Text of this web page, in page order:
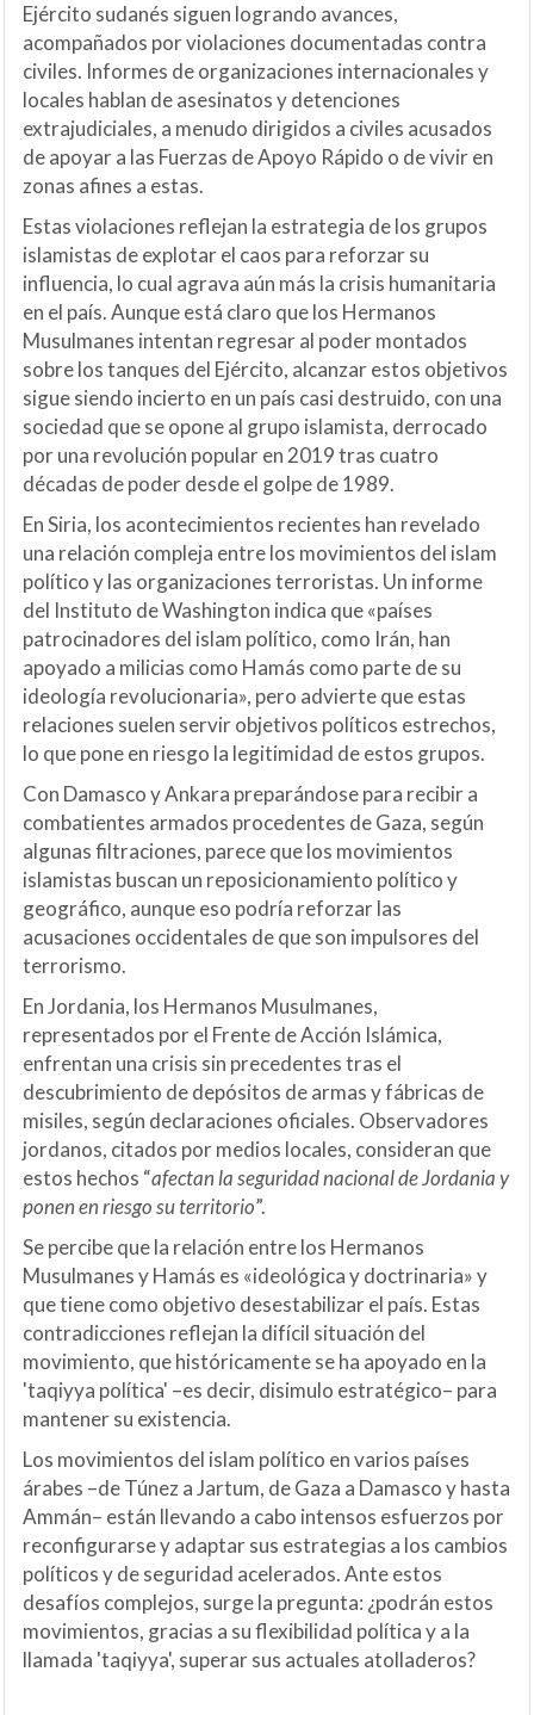
Ejército sudanés siguen logrando avances,
acompañados por violaciones documentadas contra
civiles. Informes de organizaciones internacionales y
locales hablan de asesinatos y detenciones
extrajudiciales, a menudo dirigidos a civiles acusados
de apoyar a las Fuerzas de Apoyo Rápido o de vivir en
zonas afines a estas.
Estas violaciones reflejan la estrategia de los grupos
islamistas de explotar el caos para reforzar su
influencia, lo cual agrava aún más la crisis humanitaria
en el país. Aunque está claro que los Hermanos
Musulmanes intentan regresar al poder montados
sobre los tanques del Ejército, alcanzar estos objetivos
sigue siendo incierto en un país casi destruido, con una
sociedad que se opone al grupo islamista, derrocado
por una revolución popular en 2019 tras cuatro
décadas de poder desde el golpe de 1989.
En Siria, los acontecimientos recientes han revelado
una relación compleja entre los movimientos del islam
político y las organizaciones terroristas. Un informe
del Instituto de Washington indica que «países
patrocinadores del islam político, como Irán, han
apoyado a milicias como Hamás como parte de su
ideología revolucionaria», pero advierte que estas
relaciones suelen servir objetivos políticos estrechos,
lo que pone en riesgo la legitimidad de estos grupos.
Con Damasco y Ankara preparándose para recibir a
combatientes armados procedentes de Gaza, según
algunas filtraciones, parece que los movimientos
islamistas buscan un reposicionamiento político y
geográfico, aunque eso podría reforzar las
acusaciones occidentales de que son impulsores del
terrorismo.
En Jordania, los Hermanos Musulmanes,
representados por el Frente de Acción Islámica,
enfrentan una crisis sin precedentes tras el
descubrimiento de depósitos de armas y fábricas de
misiles, según declaraciones oficiales. Observadores
jordanos, citados por medios locales, consideran que
estos hechos “afectan la seguridad nacional de Jordania y
ponen en riesgo su territorio”.
Se percibe que la relación entre los Hermanos
Musulmanes y Hamás es «ideológica y doctrinaria» y
que tiene como objetivo desestabilizar el país. Estas
contradicciones reflejan la difícil situación del
movimiento, que históricamente se ha apoyado en la
'taqiyya política' –es decir, disimulo estratégico– para
mantener su existencia.
Los movimientos del islam político en varios países
árabes –de Túnez a Jartum, de Gaza a Damasco y hasta
Ammán– están llevando a cabo intensos esfuerzos por
reconfigurarse y adaptar sus estrategias a los cambios
políticos y de seguridad acelerados. Ante estos
desafíos complejos, surge la pregunta: ¿podrán estos
movimientos, gracias a su flexibilidad política y a la
llamada 'taqiyya', superar sus actuales atolladeros?